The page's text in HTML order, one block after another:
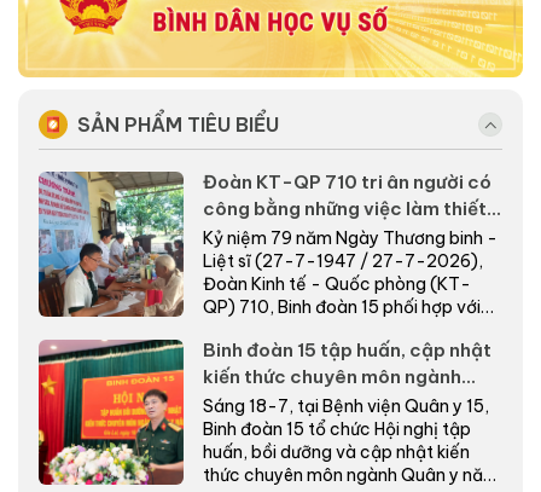
SẢN PHẨM TIÊU BIỂU
Đoàn KT-QP 710 tri ân người có
công bằng những việc làm thiết
thực nơi biên giới
Kỷ niệm 79 năm Ngày Thương binh -
Liệt sĩ (27-7-1947 / 27-7-2026),
Đoàn Kinh tế - Quốc phòng (KT-
QP) 710, Binh đoàn 15 phối hợp với
Binh đoàn 15 tập huấn, cập nhật
kiến thức chuyên môn ngành
Quân y năm 2026
Sáng 18-7, tại Bệnh viện Quân y 15,
Binh đoàn 15 tổ chức Hội nghị tập
huấn, bồi dưỡng và cập nhật kiến
thức chuyên môn ngành Quân y năm